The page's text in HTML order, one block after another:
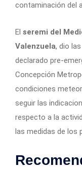
contaminación del
El seremi del
Valenzuela, dio
declarado pre-
Concepción
condiciones
seguir las
respecto a la
las medidas de los